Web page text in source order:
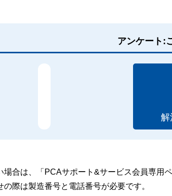
アンケート:
解
場合は、「PCAサポート&サービス会員専用
の際は製造番号と電話番号が必要です。